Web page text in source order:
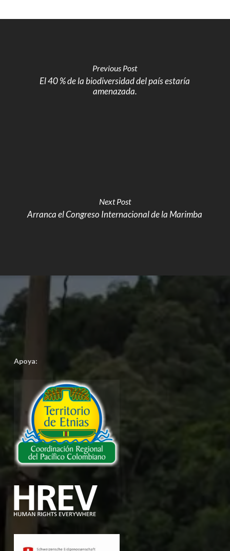
Previous Post
El 40 % de la biodiversidad del país estaría
amenazada.
Next Post
Arranca el Congreso Internacional de la Marimba
Apoya: